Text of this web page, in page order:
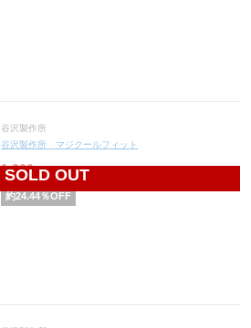
SOLD OUT
谷沢製作所
谷沢製作所 マジクールフィット
1,360 円(税込1,496円)
約24.44％OFF